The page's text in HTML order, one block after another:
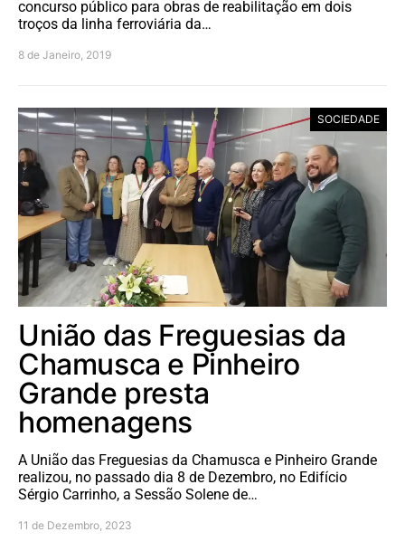
concurso público para obras de reabilitação em dois
troços da linha ferroviária da…
8 de Janeiro, 2019
SOCIEDADE
União das Freguesias da
Chamusca e Pinheiro
Grande presta
homenagens
A União das Freguesias da Chamusca e Pinheiro Grande
realizou, no passado dia 8 de Dezembro, no Edifício
Sérgio Carrinho, a Sessão Solene de…
11 de Dezembro, 2023